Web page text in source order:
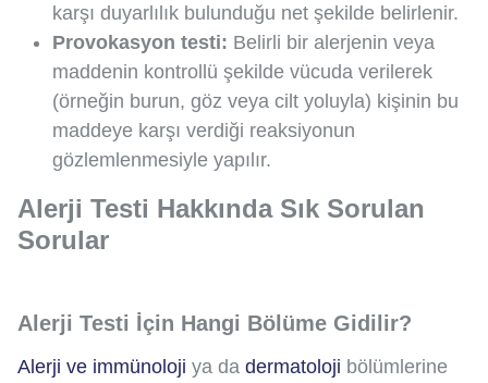
karşı duyarlılık bulunduğu net şekilde belirlenir.
Provokasyon testi: Belirli bir alerjenin veya
maddenin kontrollü şekilde vücuda verilerek
(örneğin burun, göz veya cilt yoluyla) kişinin bu
maddeye karşı verdiği reaksiyonun
gözlemlenmesiyle yapılır.
Alerji Testi Hakkında Sık Sorulan
Sorular
Alerji Testi İçin Hangi Bölüme Gidilir?
Alerji ve immünoloji ya da dermatoloji bölümlerine